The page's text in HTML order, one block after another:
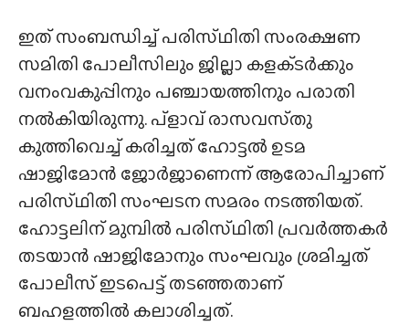
ഇത് സംബന്ധിച്ച് പരിസ്‌ഥിതി സംരക്ഷണ
സമിതി പോലീസിലും ജില്ലാ കളക്‌ടർക്കും
വനംവകുപ്പിനും പഞ്ചായത്തിനും പരാതി
നൽകിയിരുന്നു. പ്ളാവ് രാസവസ്‌തു
കുത്തിവെച്ച് കരിച്ചത് ഹോട്ടൽ ഉടമ
ഷാജിമോൻ ജോർജാണെന്ന് ആരോപിച്ചാണ്
പരിസ്‌ഥിതി സംഘടന സമരം നടത്തിയത്.
ഹോട്ടലിന് മുമ്പിൽ പരിസ്‌ഥിതി പ്രവർത്തകർ
തടയാൻ ഷാജിമോനും സംഘവും ശ്രമിച്ചത്
പോലീസ് ഇടപെട്ട് തടഞ്ഞതാണ്
ബഹളത്തിൽ കലാശിച്ചത്.